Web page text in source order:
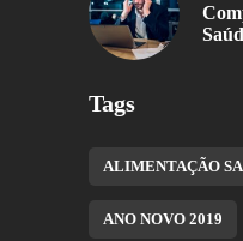
Tags
ALIMENTAÇÃO
ANO NOVO 2019